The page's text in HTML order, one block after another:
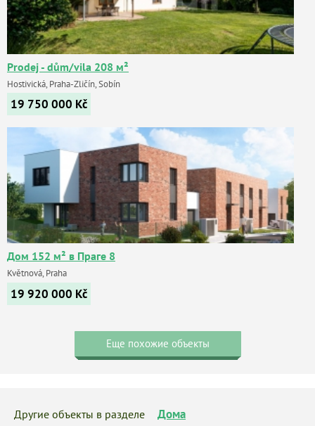
Prodej - dům/vila 208 м²
Hostivická, Praha-Zličín, Sobín
19 750 000 Kč
Дом 152 м² в Праге 8
Květnová, Praha
19 920 000 Kč
Еще похожие объекты
Другие объекты в разделе Дома